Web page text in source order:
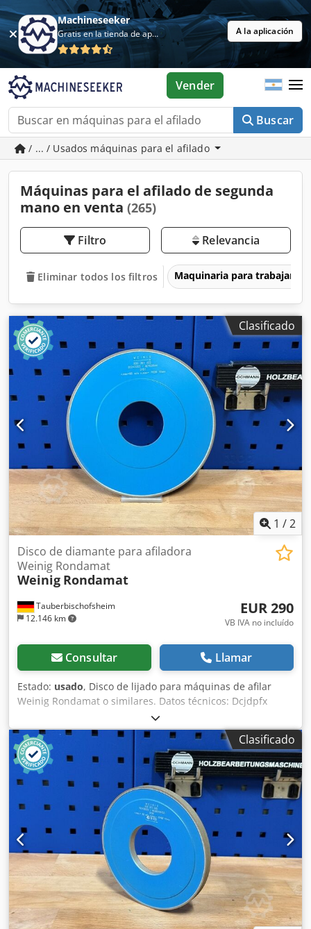
Machineseeker
Gratis en la tienda de aplicaciones A la aplicación
Buscar
Vender
/ ... / Usados máquinas para el afilado
Máquinas para el afilado de segunda
mano en venta (265)
Filtro Relevancia
Eliminar todos los filtros Maquinaria para trabajar la
Clasificado
1 /2
Tauberbischofsheim
12.146 km
Disco de diamante para afiladora
Weinig Rondamat
Weinig Rondamat
EUR 290
VB IVA no incluído
Consultar Llamar
Estado: usado, Disco de lijado para máquinas de afilar
Weinig Rondamat o similares. Datos técnicos: Dcjdpfx
Aszry A Hspmek - N.º de fabricante: 930. Estado: como
nueva. - Grano: D 151. - Diámetro: 200 mm.
Clasificado